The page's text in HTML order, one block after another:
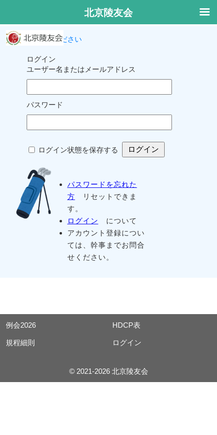
ログインしてください
ログイン
ユーザー名またはメールアドレス
パスワード
ログイン状態を保存する
パスワードを忘れた
方 リセットできま
す。
ログイン
について
アカウント登録につい
ては、幹事までお問合
せください。
例会2026 HDCP表
規程細則 ログイン
© 2021-2026 北京陵友会
北京陵友会